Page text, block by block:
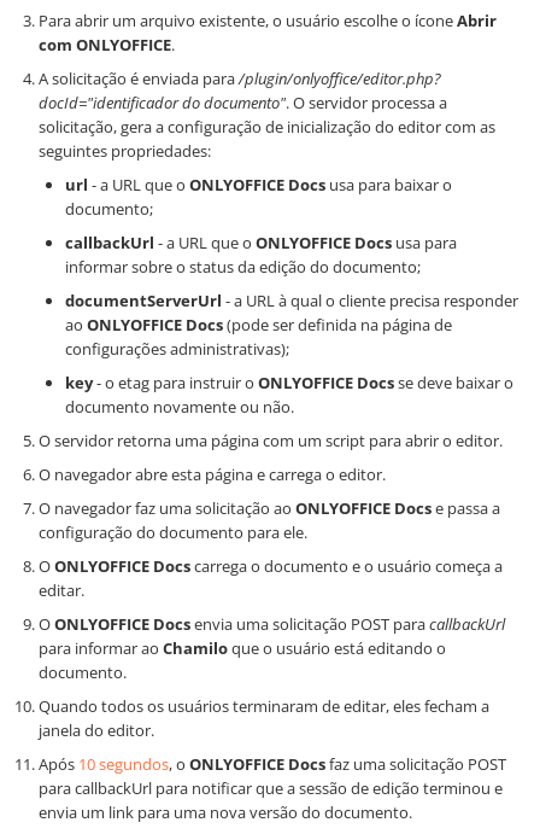
Para abrir um arquivo existente, o usuário escolhe o íconeAbrir
com ONLYOFFICE.
A solicitação é enviada para/plugin/onlyoffice/editor.php?
docId="identificador do documento". O servidor processa a
solicitação, gera a configuração de inicialização do editor com as
seguintes propriedades:
url - a URL que o ONLYOFFICE Docs usa para baixar o
documento;
callbackUrl - a URL que o ONLYOFFICE Docs usa para
informar sobre o status da edição do documento;
documentServerUrl - a URL à qual o cliente precisa responder
ao ONLYOFFICE Docs(pode ser definida na página de
configurações administrativas);
key- o etag para instruir o ONLYOFFICE Docsse deve baixar o
documento novamente ou não.
O servidor retorna uma página com um script para abrir o editor.
O navegador abre esta página e carrega o editor.
O navegador faz uma solicitação ao ONLYOFFICE Docse passa a
configuração do documento para ele.
OONLYOFFICE Docscarrega o documento e o usuário começa a
editar.
OONLYOFFICE Docsenvia uma solicitação POST paracallbackUrl
para informar ao Chamiloque o usuário está editando o
documento.
Quando todos os usuários terminaram de editar, eles fecham a
janela do editor.
Após 10 segundos, o ONLYOFFICE Docsfaz uma solicitação POST
para callbackUrl para notificar que a sessão de edição terminou e
envia um link para uma nova versão do documento.